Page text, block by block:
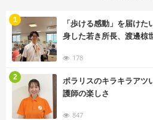
「歩ける感動」を届け
身した若き所長、渡邊椋
178
1
ポラリスのキラキラアツ
護師の楽しさ
847
2